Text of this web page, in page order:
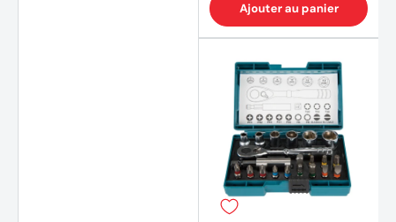
Ajouter au panier